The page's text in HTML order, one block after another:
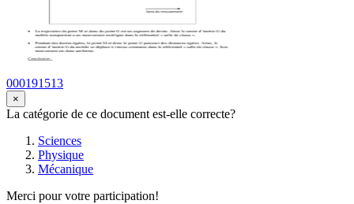
000191513
×
La catégorie de ce document est-elle correcte?
Sciences
Physique
Mécanique
Merci pour votre participation!